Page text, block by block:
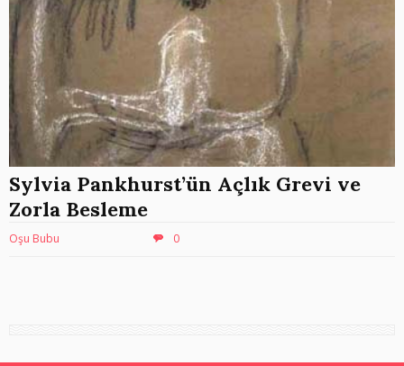
Sylvia Pankhurst’ün Açlık Grevi ve
Zorla Besleme
Oşu Bubu 0